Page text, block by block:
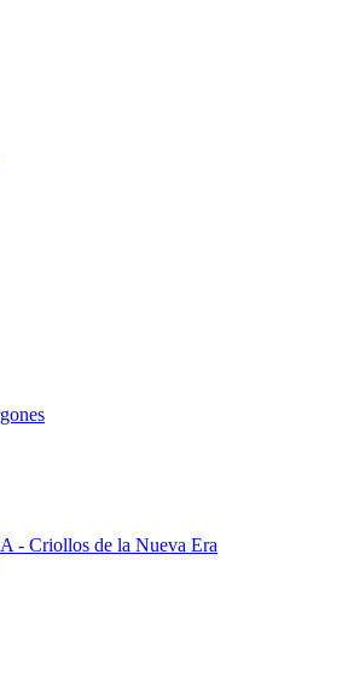
- Criollos de la Nueva Era